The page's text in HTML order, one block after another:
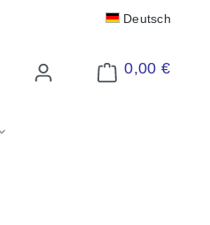
Deutsch
0,00 €
Warenkorb enthält